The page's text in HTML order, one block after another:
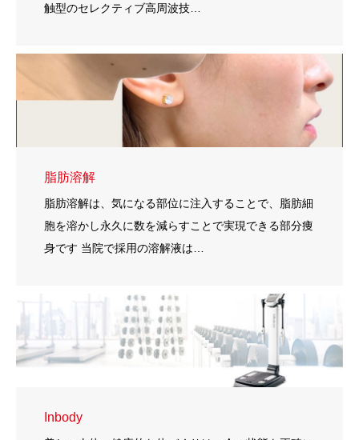
触型のセレクティブ高周波技…
脂肪溶解
脂肪溶解は、気になる部位に注入することで、脂肪細
胞を溶かし永久に数を減らすことで実現できる部分痩
身です 当院で採用の溶解液は…
Inbody